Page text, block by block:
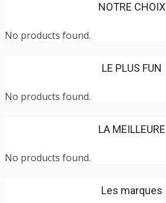
NOTRE CHOIX
No products found.
LE PLUS FUN
No products found.
LA MEILLEURE
No products found.
Les marques